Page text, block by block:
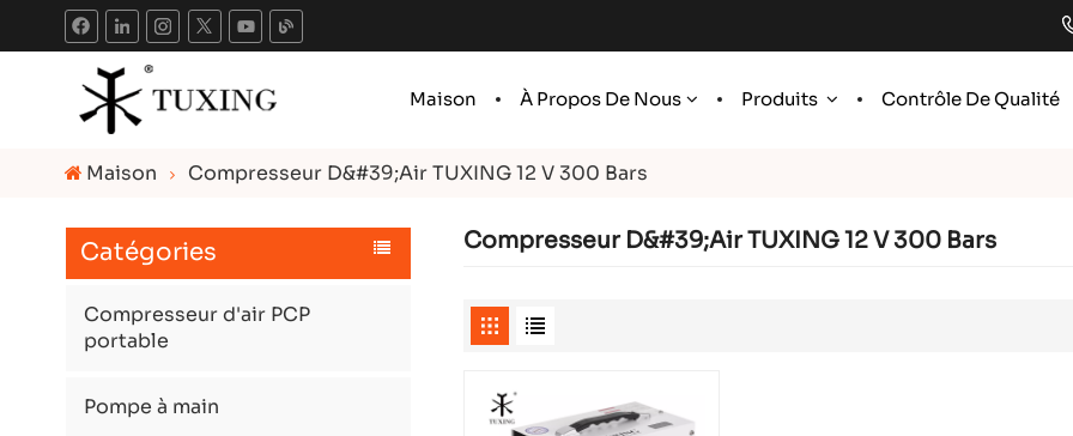
Maison À Propos De Nous Produits Contrôle De Qualité
Maison Compresseur D&#39;air TUXING 12 V 300 Bars
Catégories
Compresseur d'air PCP
portable
Pompe à main
Compresseur D&#39;air TUXING 12 V 300 Bars